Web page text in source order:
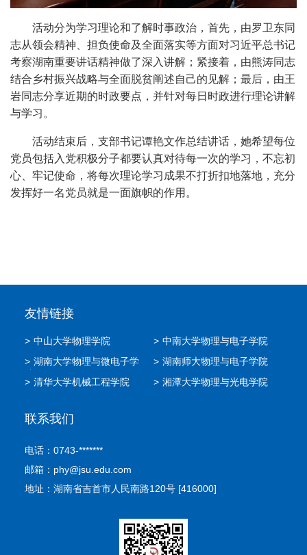
活动分为学习理论和了解时事政治，首先，由罗卫东同
志从领会精神、担负使命及全面落实等方面对习近平总书记
考察湖南重要讲话精神做了深入讲解；紧接着，由熊涛同志
结合乡村振兴战略与全面脱贫阐述自己的见解；最后，由王
岩同志分享近期的时政要点，并针对每日时政进行理论讲解
与学习。
活动结束后，支部书记谭艳文作总结讲话，她希望每位
党员包括入党积极分子都要认真对待每一次的学习，不忘初
心、牢记使命，将每次理论学习成果不打折扣地落地，充分
发挥好一名党员就是一面旗帜的作用。
友情链接
> 中山大学物理学院 > 中南大学物理与电子学院
> 湖南大学物理与微电子学
> 湖南师大物理与电子学院
> 清华大学机械工程学院 > 湘潭大学物理与光电学院
联系我们
电话：0743-*******
邮箱：phy@jsu.edu.com
地址：湖南省吉首市人民南路120号 [416000]